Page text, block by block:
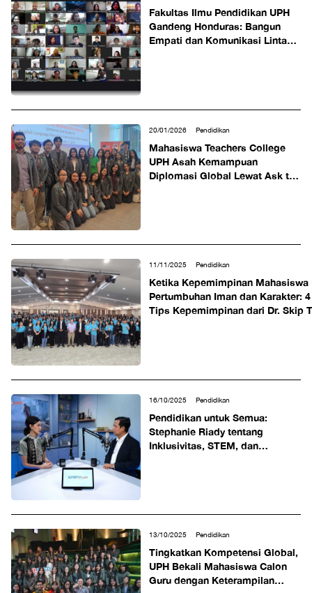
Fakultas Ilmu Pendidikan UPH
Gandeng Honduras: Bangun
Empati dan Komunikasi Lintas
20/01/2026 Pendidikan
Mahasiswa Teachers College
UPH Asah Kemampuan
Diplomasi Global Lewat Ask the
11/11/2025 Pendidikan
Ketika Kepemimpinan Mahasiswa
Pertumbuhan Iman dan Karakter: 4
Tips Kepemimpinan dari Dr. Skip
16/10/2025 Pendidikan
Pendidikan untuk Semua:
Stephanie Riady tentang
Inklusivitas, STEM, dan
13/10/2025 Pendidikan
Tingkatkan Kompetensi Global,
UPH Bekali Mahasiswa Calon
Guru dengan Keterampilan